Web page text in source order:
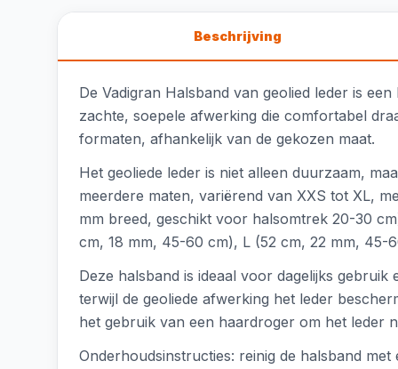
Beschrijving
De Vadigran Halsband van geolied leder is
zachte, soepele afwerking die comfortabel
formaten, afhankelijk van de gekozen maat.
Het geoliede leder is niet alleen duurzaam,
meerdere maten, variërend van XXS tot XL,
mm breed, geschikt voor halsomtrek 20-30
cm, 18 mm, 45-60 cm), L (52 cm, 22 mm, 45-
Deze halsband is ideaal voor dagelijks
terwijl de geoliede afwerking het leder
het gebruik van een haardroger om het leder
Onderhoudsinstructies: reinig de halsband